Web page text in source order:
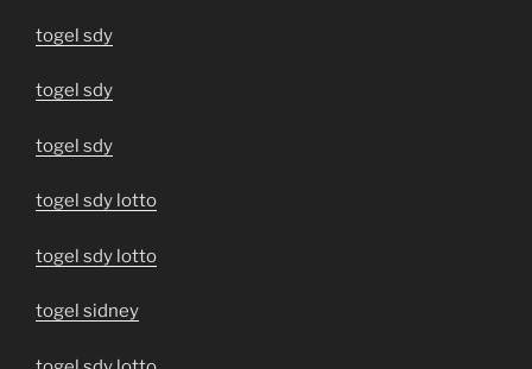
togel sdy
togel sdy
togel sdy
togel sdy lotto
togel sdy lotto
togel sidney